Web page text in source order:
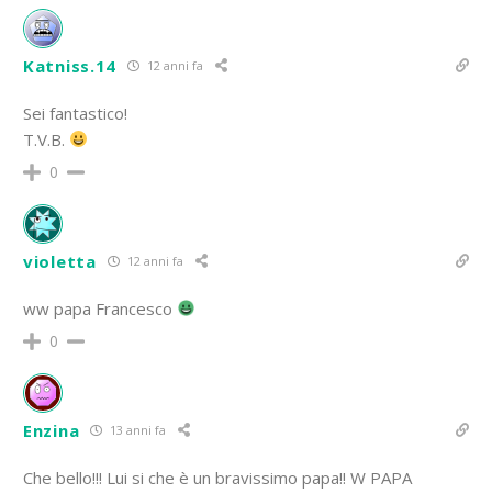
Katniss.14 12 anni fa
Sei fantastico!
T.V.B.
0
violetta 12 anni fa
ww papa Francesco
0
Enzina 13 anni fa
Che bello!!! Lui si che è un bravissimo papa!! W PAPA